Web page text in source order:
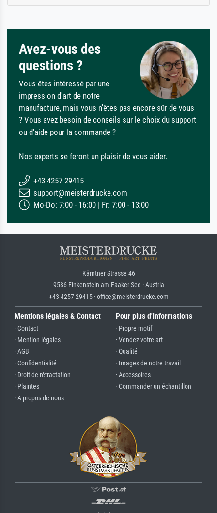
Avez-vous des
questions ?
Vous êtes intéressé par une
impression d'art de notre
manufacture, mais vous n'êtes pas encore sûr de vous
? Vous avez besoin de conseils sur le choix du support
ou d'aide pour la commande ?
Nos experts se feront un plaisir de vous aider.
+43 4257 29415
support@meisterdrucke.com
Mo-Do: 7:00 - 16:00 | Fr: 7:00 - 13:00
Kärntner Strasse 46
9586 Finkenstein am Faaker See · Austria
+43 4257 29415 · office@meisterdrucke.com
Mentions légales & Contact
· Contact
· Mention légales
· AGB
· Confidentialité
· Droit de rétractation
· Plaintes
· A propos de nous
Pour plus d'informations
· Propre motif
· Vendez votre art
· Qualité
· Images de notre travail
· Accessoires
· Commander un échantillon